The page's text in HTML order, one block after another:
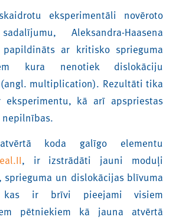
eksperimentāli novēroto
Aleksandra-Haasena
ar kritisko sprieguma
kura nenotiek dislokāciju
(angl. multiplication). Rezultāti tika
kā arī apspriestas
nepilnības.
koda galīgo elementu
, ir izstrādāti jauni moduļi
sprieguma un dislokācijas blīvuma
kas ir brīvi pieejami visiem
pētniekiem kā jauna atvērtā